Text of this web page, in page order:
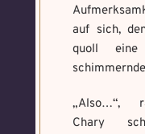
auf sich,
quoll eine
„Also…“,
Chary